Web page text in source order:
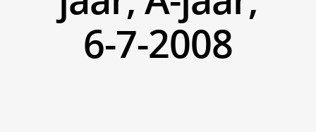
6-7-2008